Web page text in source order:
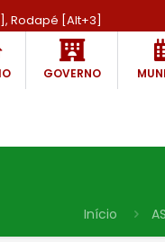
Rodapé [Alt+3]
GOVERNO
Início